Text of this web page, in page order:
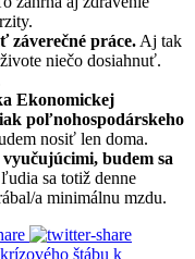
záverečné práce. Aj tak
niečo dosiahnuť.
Ekonomickej
poľnohospodárskeho
nosiť len doma.
budem sa
sa totiž denne
a minimálnu mzdu.
štábu k